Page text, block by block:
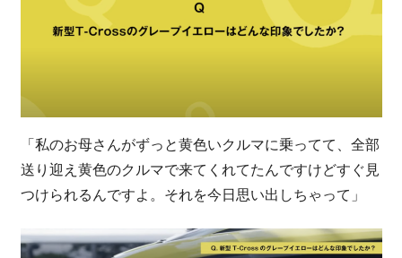
「私のお母さんがずっと黄色いクルマに乗ってて、全部
送り迎え黄色のクルマで来てくれてたんですけどすぐ見
つけられるんですよ。それを今日思い出しちゃって」